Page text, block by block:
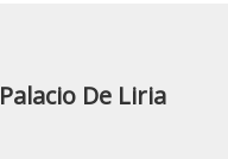
Palacio De Liria